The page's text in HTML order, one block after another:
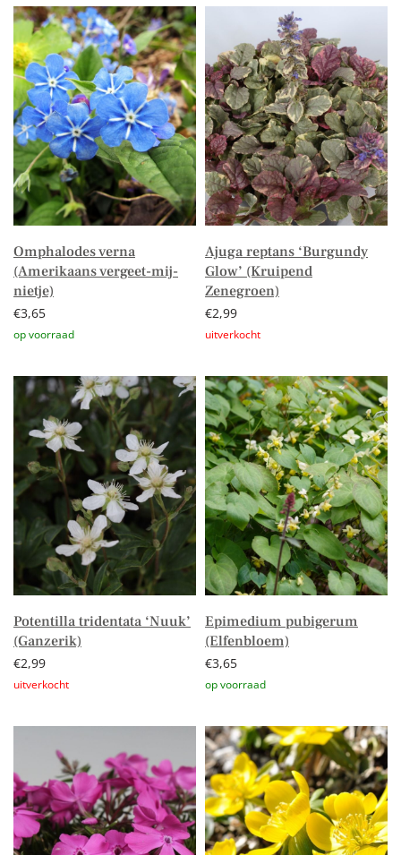
Omphalodes verna
(Amerikaans vergeet-mij-
nietje)
€3,65
Ajuga reptans ‘Burgundy
Glow’ (Kruipend
Zenegroen)
€2,99
Potentilla tridentata ‘Nuuk’
(Ganzerik)
€2,99
Epimedium pubigerum
(Elfenbloem)
€3,65